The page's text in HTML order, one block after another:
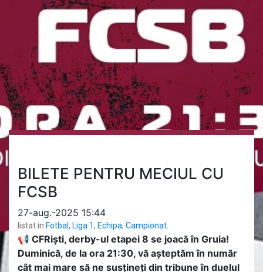
BILETE PENTRU MECIUL CU
FCSB
27-aug.-2025 15:44
listat in Fotbal, Liga 1, Echipa, Campionat
📢 CFRiști, derby-ul etapei 8 se joacă în Gruia!
Duminică, de la ora 21:30, vă așteptăm în număr
cât mai mare să ne susțineți din tribune în duelul